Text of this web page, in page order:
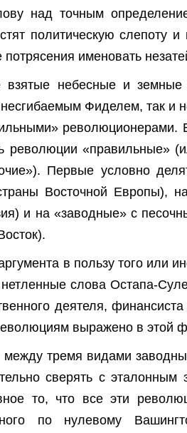
над точным
политическую слепоту
потрясения именовать
взятые небесные и
Фиделем, так и
революции «правильные»
Первые условно
Восточной Европы),
и на «заводные» с
в пользу того или
нетленные слова Остапа-
деятеля,
выражено в этой
между тремя видами
сверять с
то, что все эти
по нулевому